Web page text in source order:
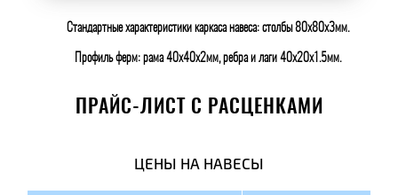
Стандартные характеристики каркаса навеса: столбы 80х80х3мм.
Профиль ферм: рама 40х40х2мм, ребра и лаги 40х20х1.5мм.
ПРАЙС-ЛИСТ С РАСЦЕНКАМИ
ЦЕНЫ НА НАВЕСЫ